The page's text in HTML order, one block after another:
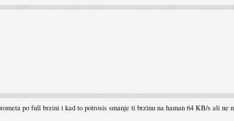
po full brzini i kad to potrosis smanje ti brzinu na haman 64 KB/s ali